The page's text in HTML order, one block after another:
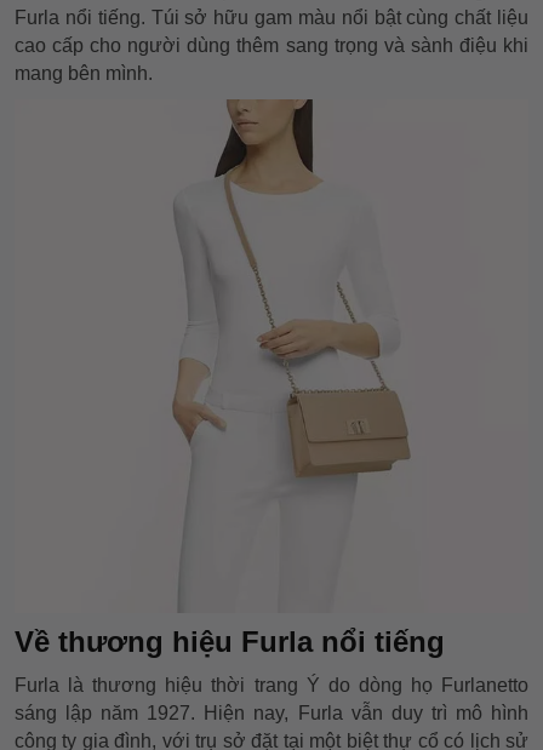
Furla nổi tiếng. Túi sở hữu gam màu nổi bật cùng chất liệu
cao cấp cho người dùng thêm sang trọng và sành điệu khi
mang bên mình.
Về thương hiệu Furla nổi tiếng
Furla là thương hiệu thời trang Ý do dòng họ Furlanetto
sáng lập năm 1927. Hiện nay, Furla vẫn duy trì mô hình
công ty gia đình, với trụ sở đặt tại một biệt thự cổ có lịch sử